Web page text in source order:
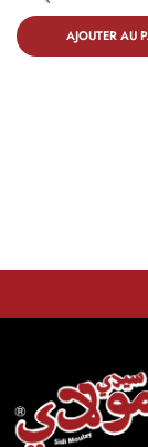
AJOUTER AU